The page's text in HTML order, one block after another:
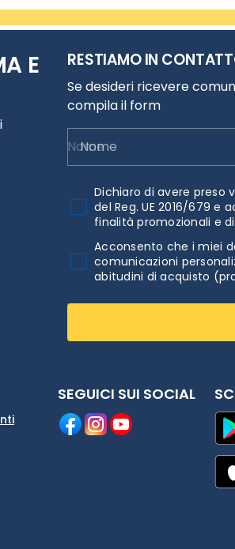
E
RESTIAMO IN
Se desideri ricevere
compila il form
Nome
Dichiaro di avere preso
del Reg. UE 2016/679
finalità promozionali e
Acconsento che i miei
comunicazioni
abitudini di acquisto
SEGUICI SUI SOCIAL